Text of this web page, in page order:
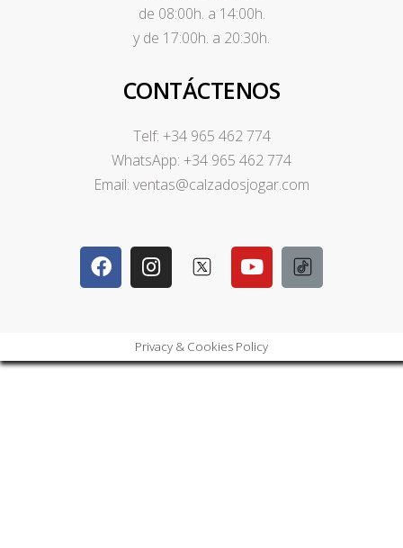
de 08:00h. a 14:00h.
y de 17:00h. a 20:30h.
CONTÁCTENOS
Telf: +34 965 462 774
WhatsApp: +34 965 462 774
Email: ventas@calzadosjogar.com
Privacy & Cookies Policy